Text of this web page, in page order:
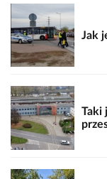
Jak
Taki